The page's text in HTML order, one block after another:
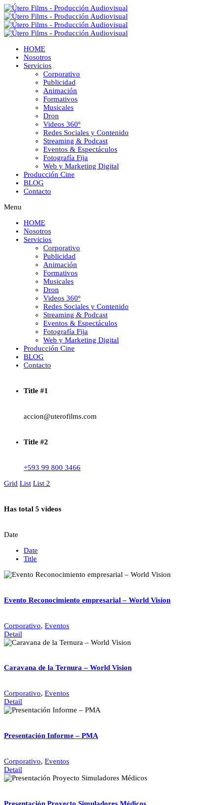
HOME
Nosotros
Servicios
Corporativo
Publicidad
Animación
Formativos
Musicales
Dron
Videos 360º
Redes Sociales y Contenido
Streaming & Podcast
Eventos & Espectáculos
Fotografía Fija
Web y Marketing Digital
Producción Cine
BLOG
Contacto
Menu
HOME
Nosotros
Servicios
Corporativo
Publicidad
Animación
Formativos
Musicales
Dron
Videos 360º
Redes Sociales y Contenido
Streaming & Podcast
Eventos & Espectáculos
Fotografía Fija
Web y Marketing Digital
Producción Cine
BLOG
Contacto
Title #1
accion@uterofilms.com
Title #2
+593 99 800 3466
Grid List List 2
Has total 5 videos
Date
Date
Title
Evento Reconocimiento empresarial – World Vision
Corporativo, Eventos
Detail
Caravana de la Ternura – World Vision
Corporativo, Eventos
Detail
Presentación Informe – PMA
Corporativo, Eventos
Detail